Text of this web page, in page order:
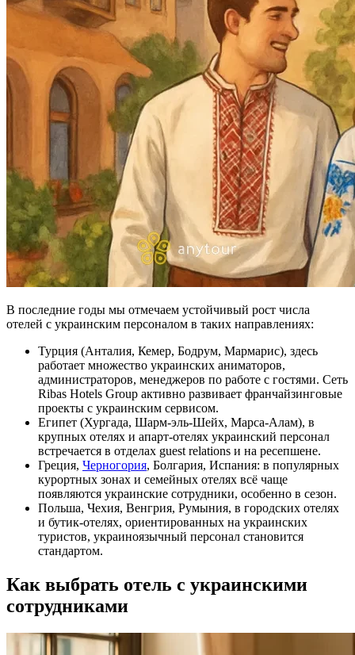
В последние годы мы отмечаем устойчивый рост числа
отелей с украинским персоналом в таких направлениях:
Турция (Анталия, Кемер, Бодрум, Мармарис), здесь
работает множество украинских аниматоров,
администраторов, менеджеров по работе с гостями. Сеть
Ribas Hotels Group активно развивает франчайзинговые
проекты с украинским сервисом.
Египет (Хургада, Шарм-эль-Шейх, Марса-Алам), в
крупных отелях и апарт-отелях украинский персонал
встречается в отделах guest relations и на ресепшене.
Греция, Черногория, Болгария, Испания: в популярных
курортных зонах и семейных отелях всё чаще
появляются украинские сотрудники, особенно в сезон.
Польша, Чехия, Венгрия, Румыния, в городских отелях
и бутик-отелях, ориентированных на украинских
туристов, украиноязычный персонал становится
стандартом.
Как выбрать отель с украинскими
сотрудниками